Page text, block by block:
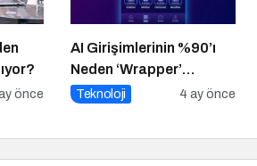
önce
AI Girişimlerinin %90’ı
Neden ‘Wrapper’
Kalıyor?
Teknoloji 4 ay önce